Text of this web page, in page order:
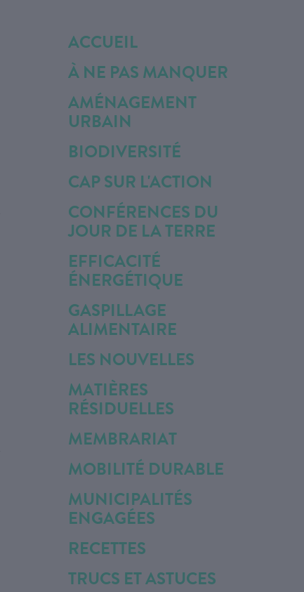
ACCUEIL
À NE PAS MANQUER
AMÉNAGEMENT
URBAIN
BIODIVERSITÉ
CAP SUR L'ACTION
CONFÉRENCES DU
JOUR DE LA TERRE
EFFICACITÉ
ÉNERGÉTIQUE
GASPILLAGE
ALIMENTAIRE
LES NOUVELLES
MATIÈRES
RÉSIDUELLES
MEMBRARIAT
MOBILITÉ DURABLE
MUNICIPALITÉS
ENGAGÉES
RECETTES
TRUCS ET ASTUCES